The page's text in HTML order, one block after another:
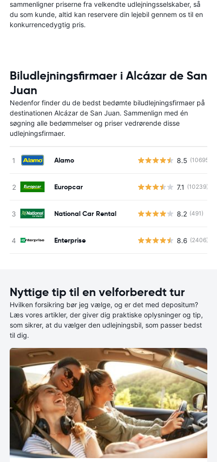
sammenligner priserne fra velkendte udlejningsselskaber, så
du som kunde, altid kan reservere din lejebil gennem os til en
konkurrencedygtig pris.
Biludlejningsfirmaer i Alcázar de San
Juan
Nedenfor finder du de bedst bedømte biludlejningsfirmaer på
destinationen Alcázar de San Juan. Sammenlign med én
søgning alle bedømmelser og priser vedrørende disse
udlejningsfirmaer.
Alamo 8.5 (10695)
Europcar 7.1 (10239)
National Car Rental 8.2 (491)
Enterprise 8.6 (2406)
Nyttige tip til en velforberedt tur
Hvilken forsikring bør jeg vælge, og er det med depositum?
Læs vores artikler, der giver dig praktiske oplysninger og tip,
som sikrer, at du vælger den udlejningsbil, som passer bedst
til dig.